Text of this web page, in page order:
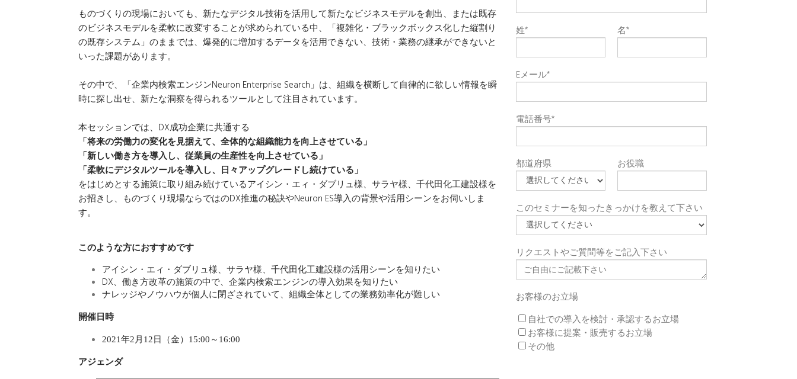
ものづくりの現場においても、新たなデジタル技術を活用して新たなビジネスモデルを創出、または既存
のビジネスモデルを柔軟に改変することが求められている中、
「複雑化・ブラックボックス化した縦割り
の既存システム」のままでは、爆発的に増加するデータを活用できない、技術・業務の継承ができないと
いった課題があります。
その中で、「企業内検索エンジンNeuron Enterprise Search」は、組織を横断して自律的に欲しい情報を瞬
時に探し出せ、新たな洞察を得られるツールとして注目されています。
本セッションでは、DX成功企業に共通する
「将来の労働力の変化を見据えて、全体的な組織能力を向上させている」
「新しい働き方を導入し、従業員の生産性を向上させている」
「柔軟にデジタルツールを導入し、日々アップグレードし続けている」
をはじめとする施策に取り組み続けているアイシン・エィ・ダブリュ様、サラヤ様、千代田化工建設様を
お招きし、ものづくり現場ならではのDX推進の秘訣やNeuron ES導入の背景や活用シーンをお伺いしま
す。
このような方におすすめです
アイシン・エィ・ダブリュ様、サラヤ様、千代田化工建設様の活用シーンを知りたい
DX、働き方改革の施策の中で、企業内検索エンジンの導入効果を知りたい
ナレッジやノウハウが個人に閉ざされていて、組織全体としての業務効率化が難しい
開催日時
2021年2月12日（金）15:00～16:00
アジェンダ
姓* 名*
Eメール*
電話番号*
都道府県 お役職
このセミナーを知ったきっかけを教えて下さい
リクエストやご質問等をご記入下さい
お客様のお立場
自社での導入を検討・承認するお立場
お客様に提案・販売するお立場
その他